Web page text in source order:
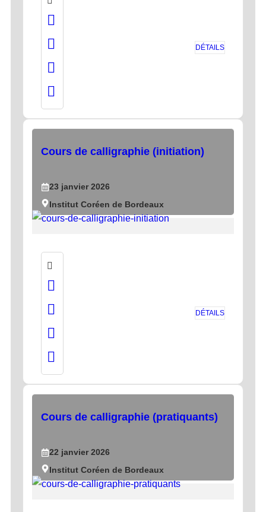
DÉTAILS
Cours de calligraphie (initiation)
23 janvier 2026
Institut Coréen de Bordeaux
DÉTAILS
Cours de calligraphie (pratiquants)
22 janvier 2026
Institut Coréen de Bordeaux